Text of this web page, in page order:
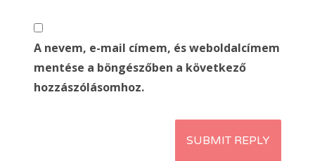
A nevem, e-mail címem, és weboldalcímem
mentése a böngészőben a következő
hozzászólásomhoz.